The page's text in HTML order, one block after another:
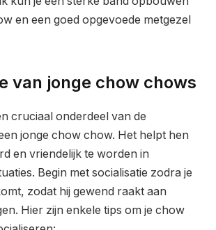
en een goed opgevoede metgezel
van jonge chow chows
cruciaal onderdeel van de
jonge chow chow. Het helpt hen
en vriendelijk te worden in
Begin met socialisatie zodra je
zodat hij gewend raakt aan
Hier zijn enkele tips om je chow